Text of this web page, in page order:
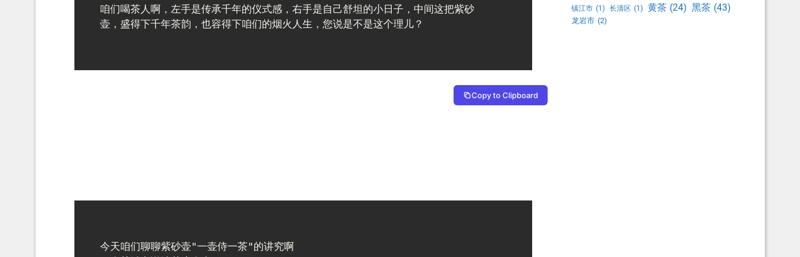
咱们喝茶人啊，左手是传承千年的仪式感，右手是自己舒坦的小日子，中间这把紫砂
Copy to Clipboard
今天咱们聊聊紫砂壶"一壶侍一茶"的讲究啊
镇江市 (1) 长清区 (1) 黄茶 (24) 黑茶 (43)
龙岩市 (2)